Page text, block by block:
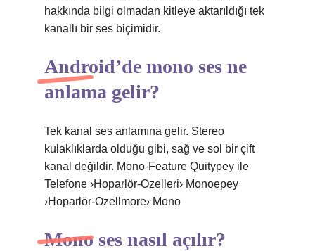
hakkında bilgi olmadan kitleye aktarıldığı tek
kanallı bir ses biçimidir.
Android’de mono ses ne
anlama gelir?
Tek kanal ses anlamına gelir. Stereo
kulaklıklarda olduğu gibi, sağ ve sol bir çift
kanal değildir. Mono-Feature Quitypey ile
Telefone ›Hoparlör-Ozelleri› Monoepey
›Hoparlör-Ozellmore› Mono
Mono ses nasıl açılır?